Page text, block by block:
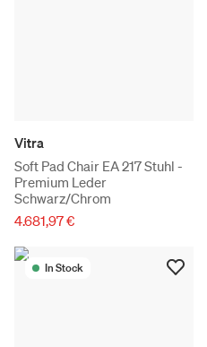
Vitra
Soft Pad Chair EA 217 Stuhl -
Premium Leder
Schwarz/Chrom
4.681,97 €
In Stock